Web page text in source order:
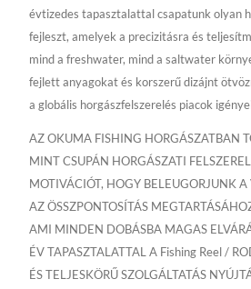
évtizedes tapasztalattal csapatunk olyan
fejleszt, amelyek a precizitásra és
mind a freshwater, mind a saltwater
fejlett anyagokat és korszerű dizájnt
a globális horgászfelszerelés piacok
AZ OKUMA FISHING HORGÁSZATBAN
MINT CSUPÁN HORGÁSZATI
MOTIVÁCIÓT, HOGY BELEUGORJUNK
AZ ÖSSZPONTOSÍTÁS
AMI MINDEN DOBÁSBA MAGAS
ÉV TAPASZTALATTAL A Fishing Reel /
ÉS TELJESKÖRŰ SZOLGÁLTATÁS